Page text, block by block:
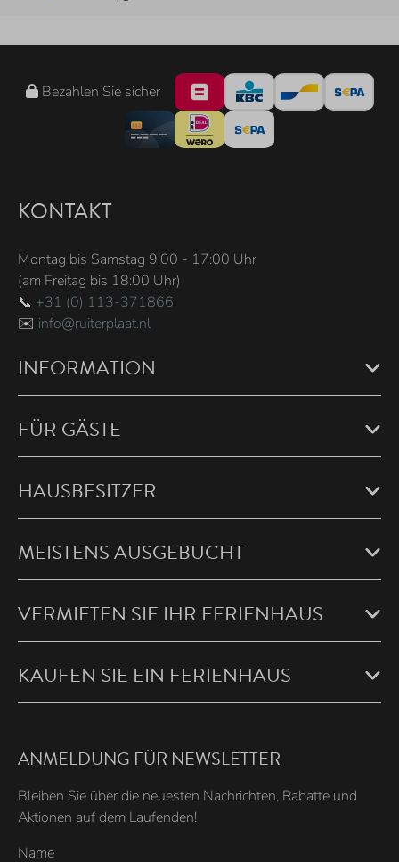
Bezahlen Sie sicher
KONTAKT
Montag bis Samstag 9:00 - 17:00 Uhr
(am Freitag bis 18:00 Uhr)
📞 +31 (0) 113-371866
✉️ info@ruiterplaat.nl
INFORMATION
FÜR GÄSTE
HAUSBESITZER
MEISTENS AUSGEBUCHT
VERMIETEN SIE IHR FERIENHAUS
KAUFEN SIE EIN FERIENHAUS
ANMELDUNG FÜR NEWSLETTER
Bleiben Sie über die neuesten Nachrichten, Rabatte und
Aktionen auf dem Laufenden!
Name